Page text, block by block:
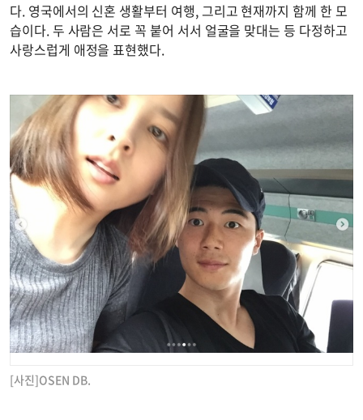
다. 영국에서의 신혼 생활부터 여행, 그리고 현재까지 함께 한 모
습이다. 두 사람은 서로 꼭 붙어 서서 얼굴을 맞대는 등 다정하고
사랑스럽게 애정을 표현했다.
[사진]OSEN DB.